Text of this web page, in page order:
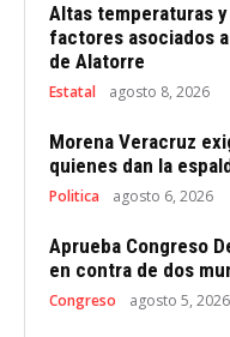
Altas temperaturas
factores asociados
de Alatorre
Estatal agosto 8, 2026
Morena Veracruz
quienes dan la
Politica agosto 6, 2026
Aprueba Congreso
en contra de dos
Congreso agosto 5, 2026